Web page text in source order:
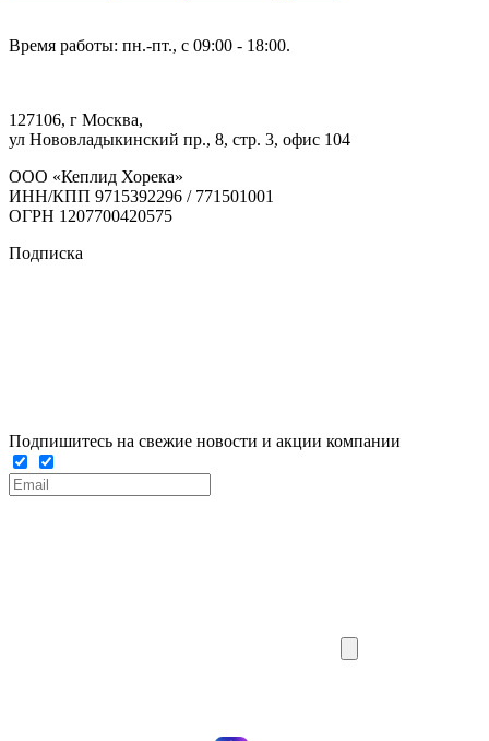
Время работы: пн.-пт., с 09:00 - 18:00.
127106, г Москва,
ул Нововладыкинский пр., 8, стр. 3, офис 104
ООО «Кеплид Хорека»
ИНН/КПП 9715392296 / 771501001
ОГРН 1207700420575
Подписка
Подпишитесь на свежие новости и акции компании